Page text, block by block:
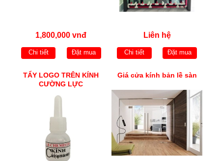
1,800,000 vnđ
Chi tiết Đặt mua
Liên hệ
Chi tiết Đặt mua
TẨY LOGO TRÊN KÍNH
CƯỜNG LỰC
Giá cửa kính bản lề sàn